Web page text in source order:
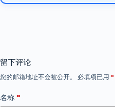
留下评论
您的邮箱地址不会被公开。 必填项已用 *
名称 *